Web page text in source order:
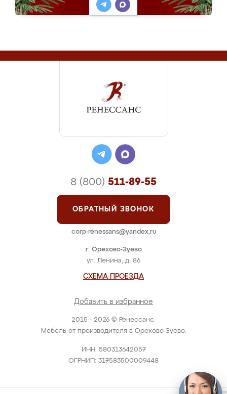
2015 - 2026 © Ренессанс.
Мебель от производителя в Орехово-Зуево.
ИНН: 580313642057
ОГРНИП: 317583500009448
г. Орехово-Зуево
ул. Ленина, д. 86
СХЕМА ПРОЕЗДА
Добавить в избранное
8 (800) 511-89-55
ОБРАТНЫЙ ЗВОНОК
corp-renessans@yandex.ru